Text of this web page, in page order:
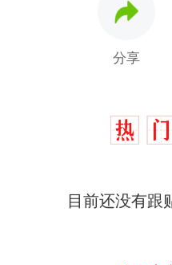
分享
目前还没有跟
全部作